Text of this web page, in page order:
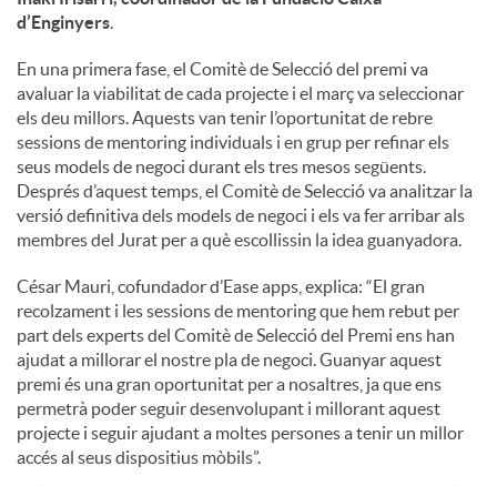
d’Enginyers.
En una primera fase, el Comitè de Selecció del premi va
avaluar la viabilitat de cada projecte i el març va seleccionar
els deu millors. Aquests van tenir l’oportunitat de rebre
sessions de mentoring individuals i en grup per refinar els
seus models de negoci durant els tres mesos següents.
Després d’aquest temps, el Comitè de Selecció va analitzar la
versió definitiva dels models de negoci i els va fer arribar als
membres del Jurat per a què escollissin la idea guanyadora.
César Mauri, cofundador d’Ease apps, explica: “El gran
recolzament i les sessions de mentoring que hem rebut per
part dels experts del Comitè de Selecció del Premi ens han
ajudat a millorar el nostre pla de negoci. Guanyar aquest
premi és una gran oportunitat per a nosaltres, ja que ens
permetrà poder seguir desenvolupant i millorant aquest
projecte i seguir ajudant a moltes persones a tenir un millor
accés al seus dispositius mòbils”.